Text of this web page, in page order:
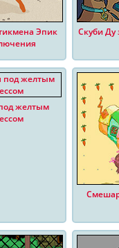
Эпик
Скуби Ду
желтым